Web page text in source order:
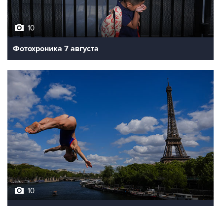
10
Фотохроника 7 августа
10